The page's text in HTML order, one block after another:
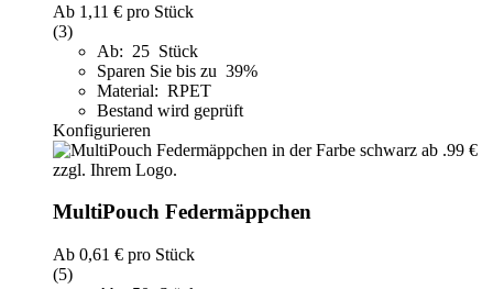
Ab 1,11 € pro Stück
(3)
Ab: 25 Stück
Sparen Sie bis zu 39%
Material: RPET
Bestand wird geprüft
Konfigurieren
MultiPouch Federmäppchen
Ab 0,61 € pro Stück
(5)